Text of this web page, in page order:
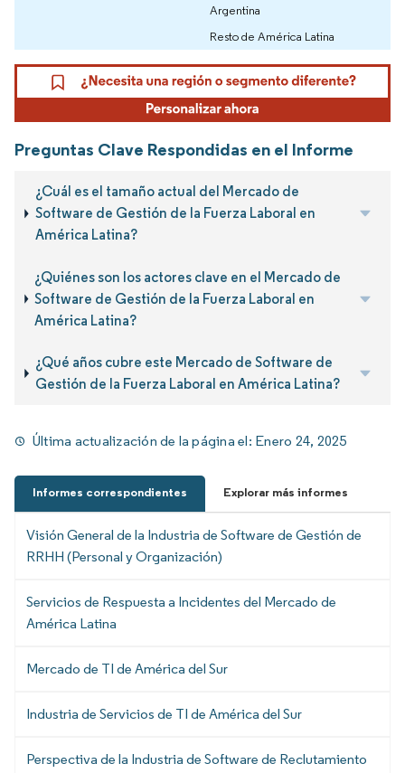
Argentina
Resto de América Latina
Preguntas Clave Respondidas en el Informe
¿Cuál es el tamaño actual del Mercado de
Software de Gestión de la Fuerza Laboral en
América Latina?
¿Quiénes son los actores clave en el Mercado de
Software de Gestión de la Fuerza Laboral en
América Latina?
¿Qué años cubre este Mercado de Software de
Gestión de la Fuerza Laboral en América Latina?
Última actualización de la página el: Enero 24, 2025
Informes correspondientes Explorar más informes
Visión General de la Industria de Software de Gestión de
RRHH (Personal y Organización)
Servicios de Respuesta a Incidentes del Mercado de
América Latina
Mercado de TI de América del Sur
Industria de Servicios de TI de América del Sur
Perspectiva de la Industria de Software de Reclutamiento